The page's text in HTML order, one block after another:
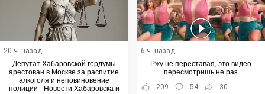
20 ч. назад
Депутат Хабаровской гордумы
арестован в Москве за распитие
алкоголя и неповиновение
полиции - Новости Хабаровска и
6 ч. назад
Ржу не переставая, это видео
пересмотришь не раз
209
54 30